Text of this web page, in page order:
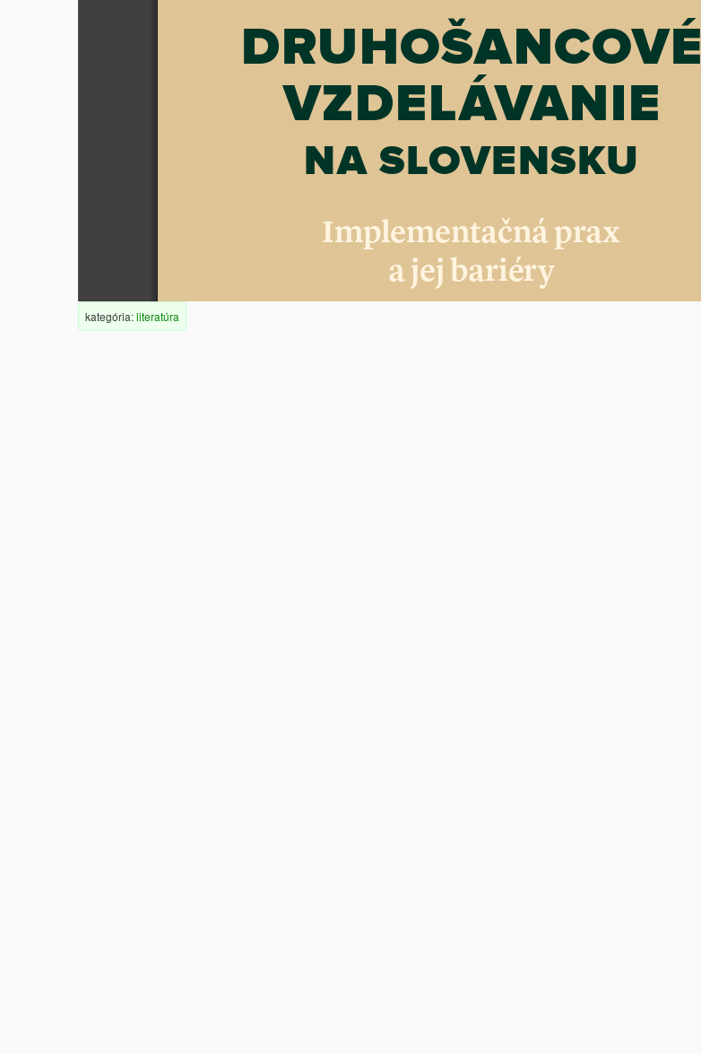
Implementačná prax
a jej bariéry
DRUHOŠANCOVÉ
VZDELÁVANIE
NA SLOVENSKU
kategória:literatúra